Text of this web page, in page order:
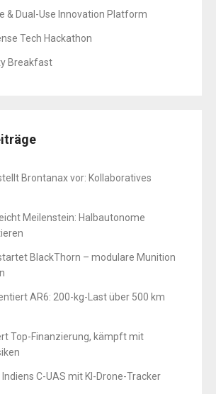
& Dual-Use Innovation Platform
Tech Hackathon
Breakfast
Brontanax vor: Kollaboratives
Meilenstein: Halbautonome
BlackThorn – modulare Munition
AR6: 200-kg-Last über 500 km
Top-Finanzierung, kämpft mit
C-UAS mit KI-Drone-Tracker